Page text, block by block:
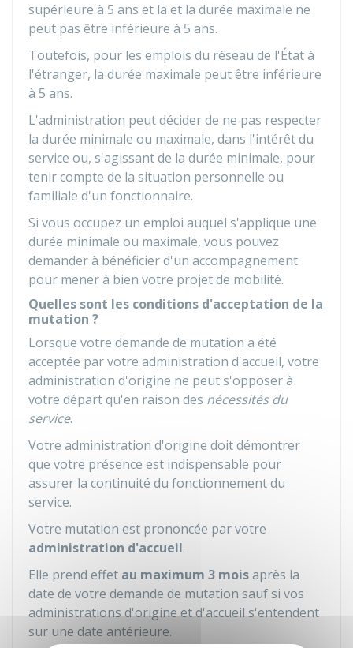
supérieure à 5 ans et la et la durée maximale ne
peut pas être inférieure à 5 ans.
Toutefois, pour les emplois du réseau de l'État à
l'étranger, la durée maximale peut être inférieure
à 5 ans.
L'administration peut décider de ne pas respecter
la durée minimale ou maximale, dans l'intérêt du
service ou, s'agissant de la durée minimale, pour
tenir compte de la situation personnelle ou
familiale d'un fonctionnaire.
Si vous occupez un emploi auquel s'applique une
durée minimale ou maximale, vous pouvez
demander à bénéficier d'un accompagnement
pour mener à bien votre projet de mobilité.
Quelles sont les conditions d'acceptation de la
mutation ?
Lorsque votre demande de mutation a été
acceptée par votre administration d'accueil, votre
administration d'origine ne peut s'opposer à
votre départ qu'en raison des nécessités du
service.
Votre administration d'origine doit démontrer
que votre présence est indispensable pour
assurer la continuité du fonctionnement du
service.
Votre mutation est prononcée par votre
administration d'accueil.
Elle prend effet au maximum 3 moisaprès la
date de votre demande de mutation sauf si vos
administrations d'origine et d'accueil s'entendent
sur une date antérieure.